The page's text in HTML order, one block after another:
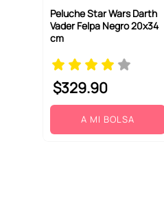
Peluche Star Wars Darth
Vader Felpa Negro 20x34
cm
$329.90
A MI BOLSA